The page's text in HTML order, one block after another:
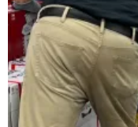
スロット機
スロットは、日本で
ルレット
ルレットはシンプル